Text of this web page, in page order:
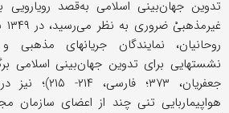
تدوین جهان‌بینی اسلامی به‌قصد رویارویی
روحانیان، نمایندگان جریانهای
جعفریان، ۳۷۳؛
هواپیماربایی تنی چند از اعضای